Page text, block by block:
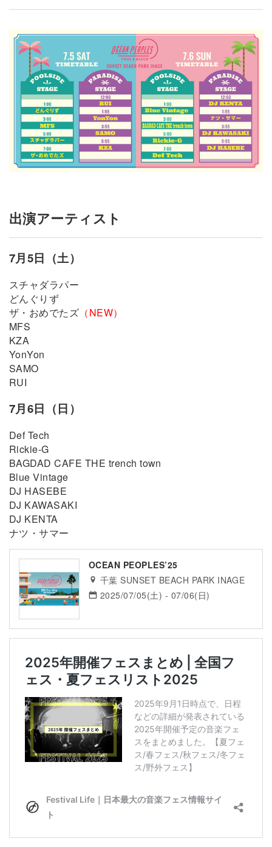
出演アーティスト
7月5日（土）
スチャダラパー
どんぐりず
ザ・おめでたズ （NEW）
MFS
KZA
YonYon
SAMO
RUI
7月6日（日）
Def Tech
Rickie-G
BAGDAD CAFE THE trench town
Blue Vintage
DJ HASEBE
DJ KAWASAKI
DJ KENTA
ナツ・サマー
OCEAN PEOPLES’25
千葉 SUNSET BEACH PARK INAGE
2025/07/05(土) - 07/06(日)